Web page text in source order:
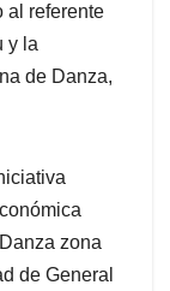
al referente
y la
de Danza,
zona
de General